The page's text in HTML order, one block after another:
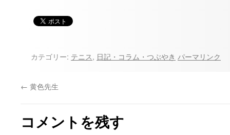
カテゴリー: テニス, 日記・コラム・つぶやき パーマリンク
← 黄色先生
コメントを残す